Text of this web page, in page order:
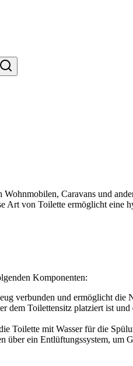
Caravans und
Art von Toilette ermöglicht eine
Komponenten:
verbunden und ermöglicht die
dem Toilettensitz platziert ist
Toilette mit Wasser für die
über ein Entlüftungssystem, um